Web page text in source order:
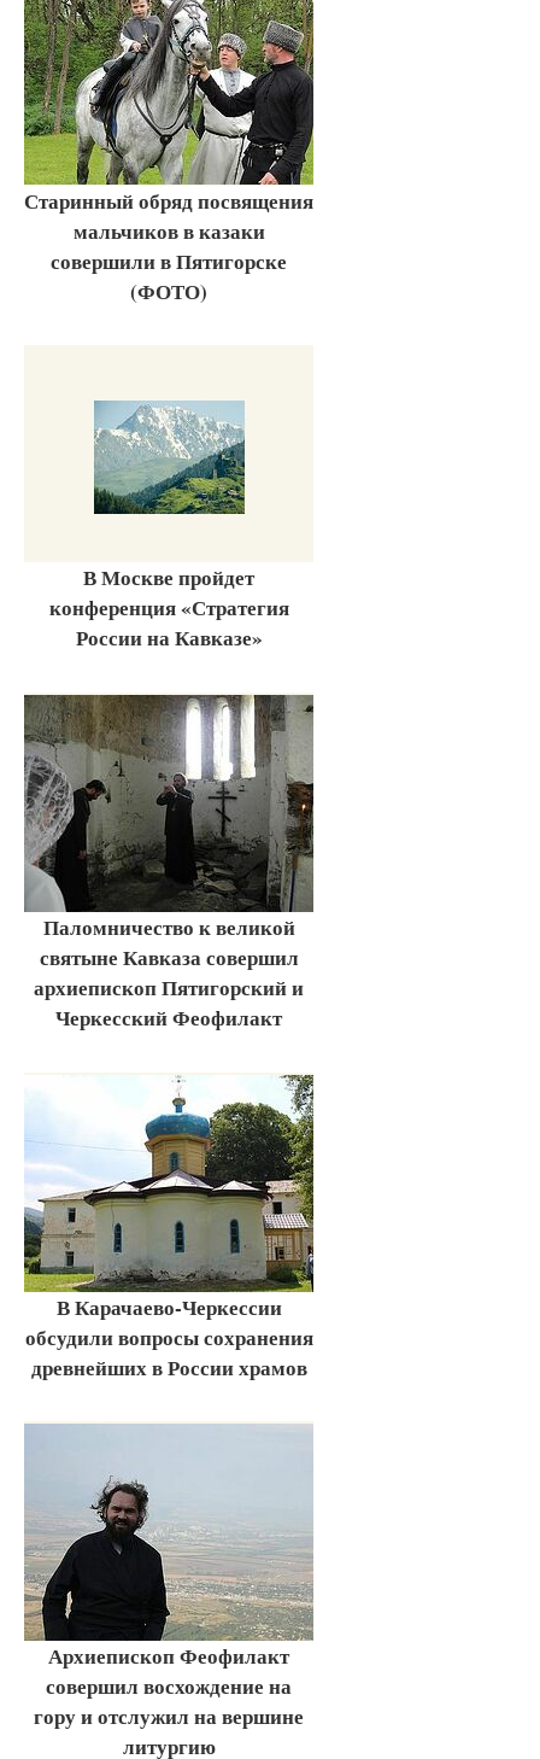
Старинный обряд посвящения
мальчиков в казаки
совершили в Пятигорске
(ФОТО)
В Москве пройдет
конференция «Стратегия
России на Кавказе»
Паломничество к великой
святыне Кавказа совершил
архиепископ Пятигорский и
Черкесский Феофилакт
В Карачаево-Черкессии
обсудили вопросы сохранения
древнейших в России храмов
Архиепископ Феофилакт
совершил восхождение на
гору и отслужил на вершине
литургию